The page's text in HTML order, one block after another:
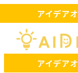
アイデア
アイデア